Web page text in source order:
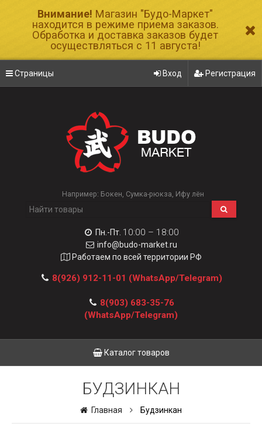
Внимание! Магазин "Будо-Маркет"
находится в режиме приема заказов.
Обработка и доставка заказов будет
осуществляться с 11 августа!
Страницы Вход Регистрация
Например: Бокен Сумка-рюкза Ифу лён
Пн.-Пт. 10:00 – 18:00
info@budo-market.ru
Работаем по всей территории РФ
8(926) 912-11-01 (WhatsApp/Telegram)
8(903) 683-35-76
(WhatsApp/Telegram)
Каталог товаров
БУДЗИНКАН
Главная Будзинкан